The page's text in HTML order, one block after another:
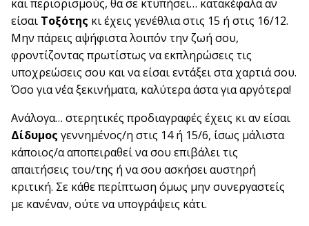
και περιορισμούς, θα σε κτυπήσει… κατακέφαλα αν
είσαι Τοξότης κι έχεις γενέθλια στις 15 ή στις 16/12.
Μην πάρεις αψήφιστα λοιπόν την ζωή σου,
φροντίζοντας πρωτίστως να εκπληρώσεις τις
υποχρεώσεις σου και να είσαι εντάξει στα χαρτιά σου.
Όσο για νέα ξεκινήματα, καλύτερα άστα για αργότερα!
Ανάλογα… στερητικές προδιαγραφές έχεις κι αν είσαι
Δίδυμος γεννημένος/η στις 14 ή 15/6, ίσως μάλιστα
κάποιος/α αποπειραθεί να σου επιβάλει τις
απαιτήσεις του/της ή να σου ασκήσει αυστηρή
κριτική. Σε κάθε περίπτωση όμως μην συνεργαστείς
με κανέναν, ούτε να υπογράψεις κάτι.